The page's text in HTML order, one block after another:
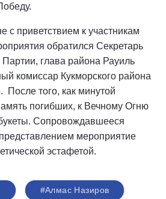
с приветствием к участникам
обратился Секретарь
Партии, глава района Рауиль
комиссар Кукморского района
После того, как минутой
погибших, к Вечному Огню
Сопровождавшееся
мероприятие
эстафетой.
#Алмас Назиров